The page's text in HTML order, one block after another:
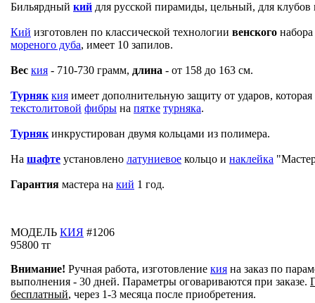
Бильярдный кий для русской пирамиды, цельный, для
Кий изготовлен по классической технологии венского
мореного дуба, имеет 10 запилов.
Вес кия - 710-730 грамм, длина - от 158 до 163 см.
Турняк кия имеет дополнительную защиту от ударов,
текстолитовой фибры на пятке турняка.
Турняк инкрустирован двумя кольцами из полимера.
На шафте установлено латуниевое кольцо и наклейка
Гарантия мастера на кий 1 год.
МОДЕЛЬ КИЯ #1206
95800 тг
Внимание! Ручная работа, изготовление кия на заказ по
выполнения - 30 дней. Параметры оговариваются при заказе.
бесплатный, через 1-3 месяца после приобретения.